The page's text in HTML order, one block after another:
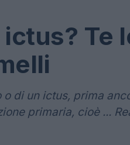
Te
di un ictus, prima
primaria, cioè ...